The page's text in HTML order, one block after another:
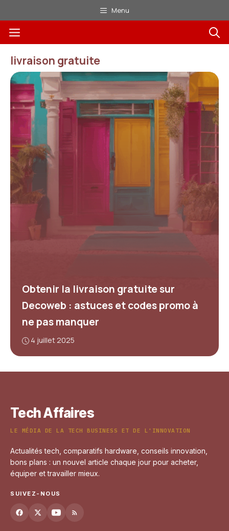
au
contenu
Menu
Menu
livraison gratuite
Obtenir la livraison gratuite sur
Decoweb : astuces et codes promo à
ne pas manquer
4 juillet 2025
Tech Affaires
LE MÉDIA DE LA TECH BUSINESS ET DE L'INNOVATION
Actualités tech, comparatifs hardware, conseils innovation,
bons plans : un nouvel article chaque jour pour acheter,
équiper et travailler mieux.
SUIVEZ-NOUS